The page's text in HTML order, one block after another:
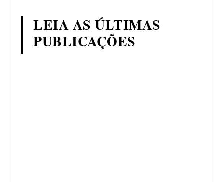
LEIA AS ÚLTIMAS
PUBLICAÇÕES